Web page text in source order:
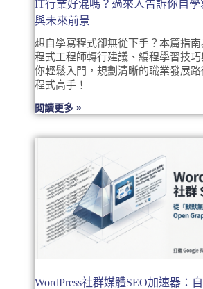
IT行業好混嗎？過來人告訴你自學
與未來前景
想自學寫程式卻無從下手？本篇指
程式工程師轉行建議、編程學習技
你輕鬆入門，規劃清晰的職業發展
程式高手！
閱讀更多 »
WordPress社群媒體SEO加速器：